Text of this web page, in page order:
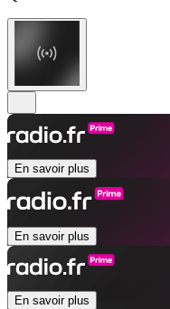
En savoir plus
En savoir plus
En savoir plus